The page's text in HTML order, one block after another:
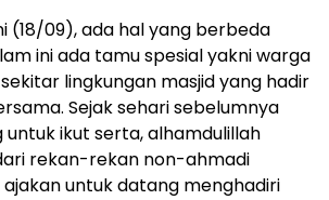
(18/09), ada hal yang berbeda
ini ada tamu spesial yakni warga
lingkungan masjid yang hadir
Sejak sehari sebelumnya
untuk ikut serta, alhamdulillah
rekan-rekan non-ahmadi
untuk datang menghadiri